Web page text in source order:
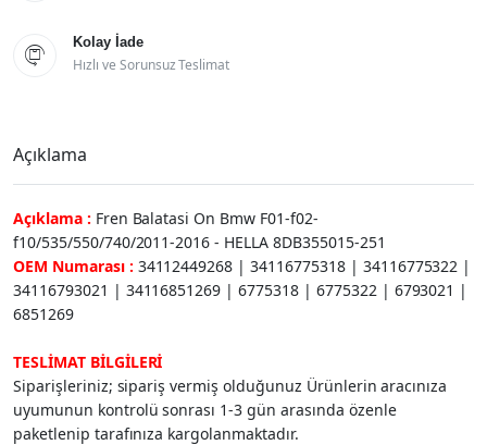

Kolay İade
Hızlı ve Sorunsuz Teslimat
Açıklama
Açıklama : Fren Balatasi On Bmw F01-f02-
f10/535/550/740/2011-2016 - HELLA 8DB355015-251
OEM Numarası : 34112449268 | 34116775318 | 34116775322 |
34116793021 | 34116851269 | 6775318 | 6775322 | 6793021 |
6851269
TESLİMAT BİLGİLERİ
Siparişleriniz; sipariş vermiş olduğunuz Ürünlerin aracınıza
uyumunun kontrolü sonrası 1-3 gün arasında özenle
paketlenip tarafınıza kargolanmaktadır.